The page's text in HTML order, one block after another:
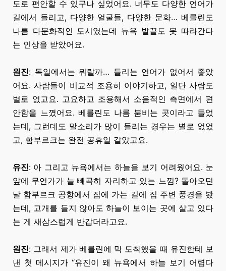
도로 편안할 수 있구나 싶었어요. 너무도 다양한 언어가
길에서 들리고, 다양한 얼굴들, 다양한 문화… 베를린도
나름 다문화적인 도시였는데 뉴욕 발끝도 못 따라간다
는 인상을 받았어요.
원진: 독일에서는 뭐랄까… 들리는 언어가 없어서 좋았
어요. 사람들이 비교적 조용히 이야기하고, 일단 사람도
별로 없고요. 고요하고 조용해서 소음적인 측면에서 편
안함을 느꼈어요. 베를린도 나름 붐비는 곳이라고 들었
는데, 그런데도 말소리가 많이 들리는 경우는 별로 없었
고, 함부르크는 완전 공휴일 같았고요.
유진: 아 그리고 뉴욕에서는 하늘을 보기 어려웠어요. 눈
앞에 무언가가 늘 빼곡히 자리하고 있는 느낌? 돌아오던
날 함부르크 공항에서 집에 가는 길에 집 주변 풍경을 봤
는데, 고개를 들지 않아도 하늘이 보이는 곳에 살고 있다
는 게 새삼스럽게 반갑더라고요.
원진: 그래서 제가 베를린에 막 도착했을 때 유진한테 보
낸 첫 메시지가 “유진이 왜 뉴욕에서 하늘 보기 어렵다